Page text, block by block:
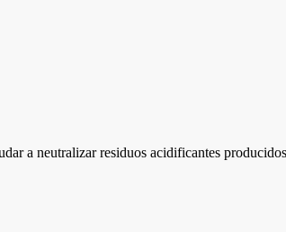
a neutralizar residuos acidificantes